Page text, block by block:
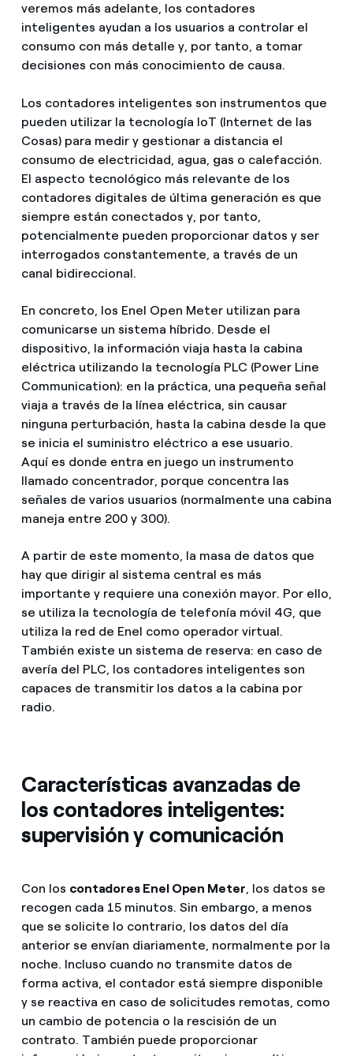
veremos más adelante, los contadores
inteligentes ayudan a los usuarios a controlar el
consumo con más detalle y, por tanto, a tomar
decisiones con más conocimiento de causa.
Los contadores inteligentes son instrumentos que
pueden utilizar la tecnología IoT (Internet de las
Cosas) para medir y gestionar a distancia el
consumo de electricidad, agua, gas o calefacción.
El aspecto tecnológico más relevante de los
contadores digitales de última generación es que
siempre están conectados y, por tanto,
potencialmente pueden proporcionar datos y ser
interrogados constantemente, a través de un
canal bidireccional.
En concreto, los Enel Open Meter utilizan para
comunicarse un sistema híbrido. Desde el
dispositivo, la información viaja hasta la cabina
eléctrica utilizando la tecnología PLC (Power Line
Communication): en la práctica, una pequeña señal
viaja a través de la línea eléctrica, sin causar
ninguna perturbación, hasta la cabina desde la que
se inicia el suministro eléctrico a ese usuario.
Aquí es donde entra en juego un instrumento
llamado concentrador, porque concentra las
señales de varios usuarios (normalmente una cabina
maneja entre 200 y 300).
A partir de este momento, la masa de datos que
hay que dirigir al sistema central es más
importante y requiere una conexión mayor. Por ello,
se utiliza la tecnología de telefonía móvil 4G, que
utiliza la red de Enel como operador virtual.
También existe un sistema de reserva: en caso de
avería del PLC, los contadores inteligentes son
capaces de transmitir los datos a la cabina por
radio.
Características avanzadas de
los contadores inteligentes:
supervisión y comunicación
Con los contadores Enel Open Meter, los datos se
recogen cada 15 minutos. Sin embargo, a menos
que se solicite lo contrario, los datos del día
anterior se envían diariamente, normalmente por la
noche. Incluso cuando no transmite datos de
forma activa, el contador está siempre disponible
y se reactiva en caso de solicitudes remotas, como
un cambio de potencia o la rescisión de un
contrato. También puede proporcionar